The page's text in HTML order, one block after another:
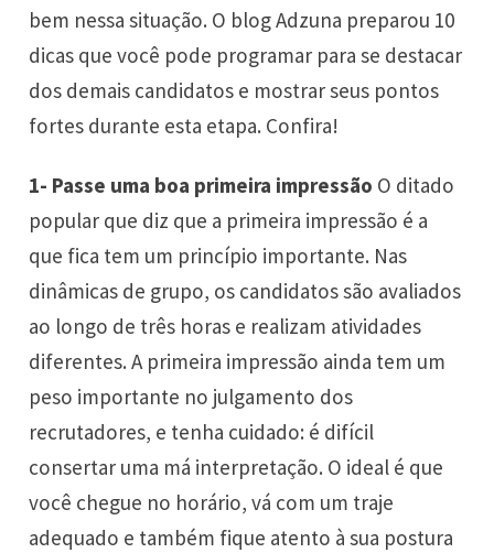
bem nessa situação. O blog Adzuna preparou 10
dicas que você pode programar para se destacar
dos demais candidatos e mostrar seus pontos
fortes durante esta etapa. Confira!
1- Passe uma boa primeira impressão O ditado
popular que diz que a primeira impressão é a
que fica tem um princípio importante. Nas
dinâmicas de grupo, os candidatos são avaliados
ao longo de três horas e realizam atividades
diferentes. A primeira impressão ainda tem um
peso importante no julgamento dos
recrutadores, e tenha cuidado: é difícil
consertar uma má interpretação. O ideal é que
você chegue no horário, vá com um traje
adequado e também fique atento à sua postura